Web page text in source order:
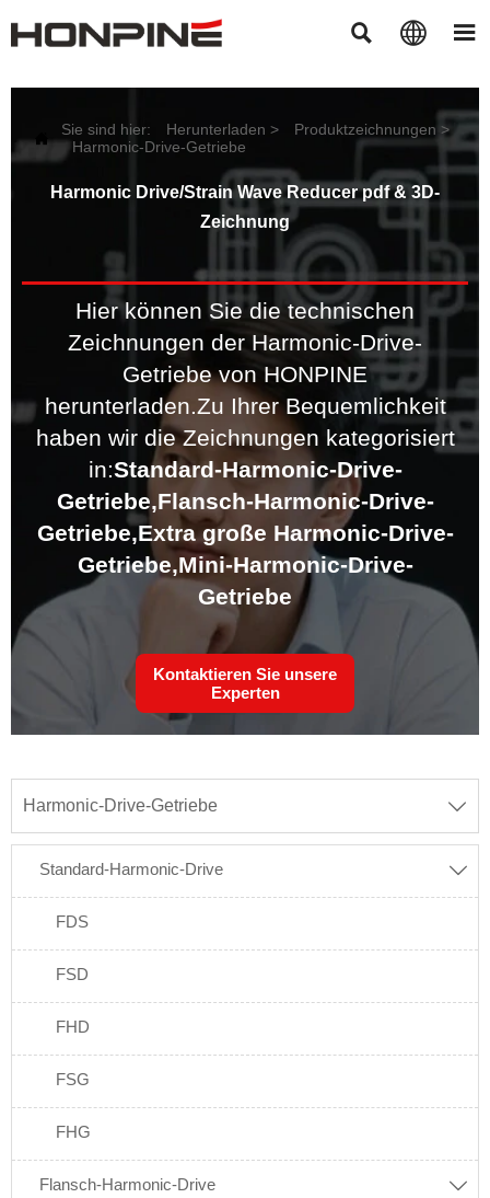
  
 Sie sind hier: Herunterladen > Produktzeichnungen >
Harmonic-Drive-Getriebe
Harmonic Drive/Strain Wave Reducer pdf & 3D-
Zeichnung
Hier können Sie die technischen
Zeichnungen der Harmonic-Drive-
Getriebe von HONPINE
herunterladen.Zu Ihrer Bequemlichkeit
haben wir die Zeichnungen kategorisiert
in:Standard-Harmonic-Drive-
Getriebe,Flansch-Harmonic-Drive-
Getriebe,Extra große Harmonic-Drive-
Getriebe,Mini-Harmonic-Drive-
Getriebe
Kontaktieren Sie unsere
Experten
Harmonic-Drive-Getriebe 
Standard-Harmonic-Drive 
FDS
FSD
FHD
FSG
FHG
Flansch-Harmonic-Drive 